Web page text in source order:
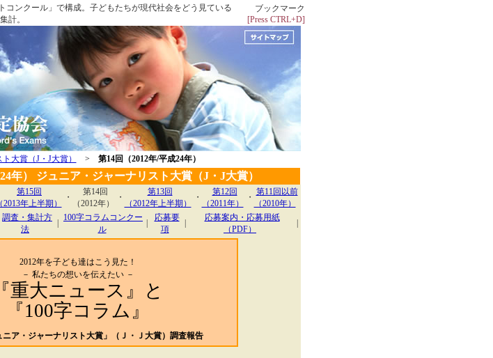
コンクール」で構成。子どもたちが現代社会をどう見ている
計。
ブックマーク
[Press CTRL+D]
大賞（J・J大賞） > 第14回（2012年/平成24年）
年） ジュニア・ジャーナリスト大賞（J・J大賞）
第15回
（2013年上半期）
・
第14回
（2012年）
・
第13回
（2012年上半期）
・
第12回
（2011年）
・
第11回以前
（2010年）
調査・集計方
法
100字コラムコンクー
ル
応募要
項
応募案内・応募用紙
（PDF）
2012年を子ども達はこう見た！
－ 私たちの想いを伝えたい －
『重大ニュース』と
『100字コラム』
ニア・ジャーナリスト大賞」（Ｊ・Ｊ大賞）調査報告